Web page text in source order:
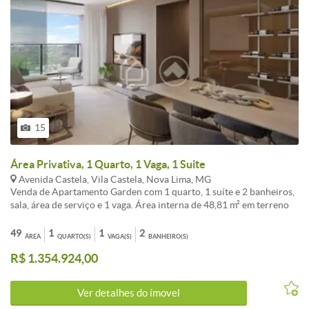
15
Área Privativa, 1 Quarto, 1 Vaga, 1 Suite
Avenida Castela, Vila Castela, Nova Lima, MG
Venda de Apartamento Garden com 1 quarto, 1 suíte e 2 banheiros,
sala, área de serviço e 1 vaga. Área interna de 48,81 m² em terreno
com elevadores, portão eletrônico, 24h de segurança, cerca elétrica,
cabeamento estruturado, interfone e gás canalizado. Completo em
lazer: academia, piscina, quadra poliesportiva, sala de jogos, espaço
externa com vista para montanha. Aceita financiamento. Excelente
oportunidade com baixa taxa condominial e IPTU. Aproveite a
ÁREA
49 QUARTO(S)
1 VAGA(S)
1 BANHEIRO(S)
2
R$ 1.354.924,00
Ver detalhes do ímovel